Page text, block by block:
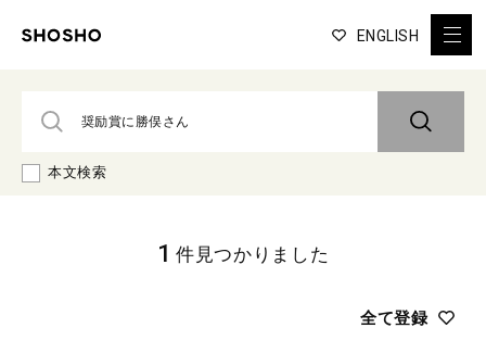
ENGLISH
本文検索
全て登録
1 件見つかりました